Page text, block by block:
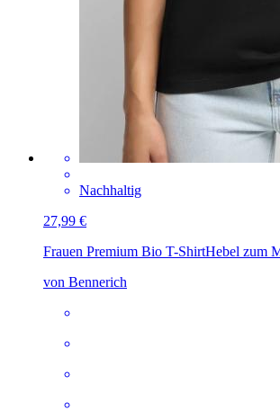
Nachhaltig
27,99 €
Frauen Premium Bio T-ShirtHebel zum
von Bennerich